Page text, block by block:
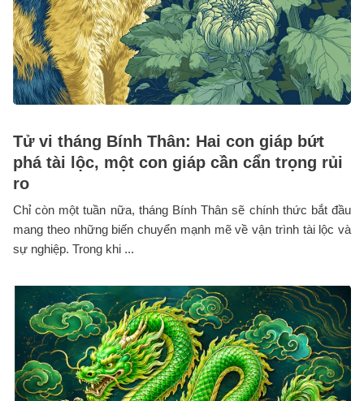
Tử vi tháng Bính Thân: Hai con giáp bứt
phá tài lộc, một con giáp cần cẩn trọng rủi
ro
Chỉ còn một tuần nữa, tháng Bính Thân sẽ chính thức bắt đầu
mang theo những biến chuyển mạnh mẽ về vận trình tài lộc và
sự nghiệp. Trong khi ...